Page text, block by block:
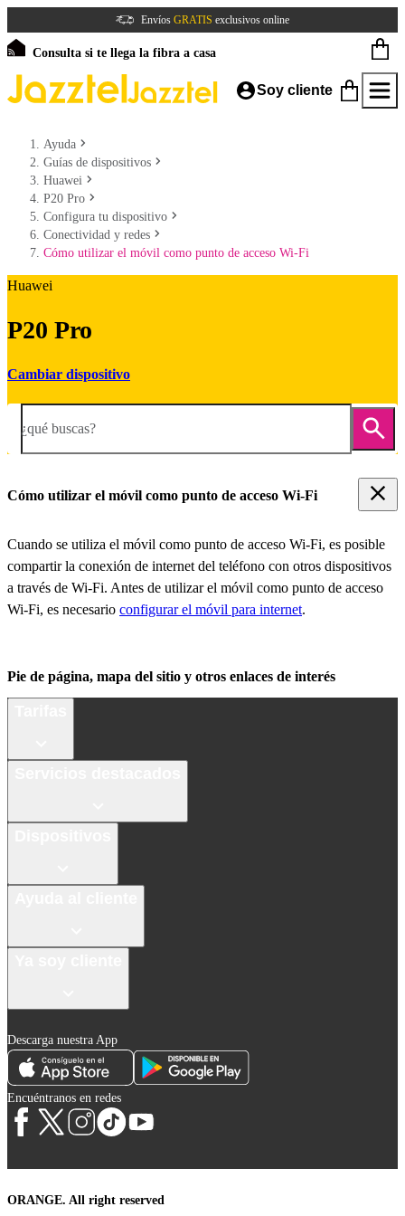
Envíos GRATIS exclusivos online
Consulta si te llega la fibra a casa
Soy cliente
Ayuda
Guías de dispositivos
Huawei
P20 Pro
Configura tu dispositivo
Conectividad y redes
Cómo utilizar el móvil como punto de acceso Wi-Fi
Huawei
P20 Pro
Cambiar dispositivo
¿qué buscas?
Cómo utilizar el móvil como punto de acceso Wi-Fi
Cuando se utiliza el móvil como punto de acceso Wi-Fi, es posible
compartir la conexión de internet del teléfono con otros dispositivos
a través de Wi-Fi. Antes de utilizar el móvil como punto de acceso
Wi-Fi, es necesario configurar el móvil para internet.
Pie de página, mapa del sitio y otros enlaces de interés
Descarga nuestra App
Encuéntranos en redes
ORANGE. All right reserved